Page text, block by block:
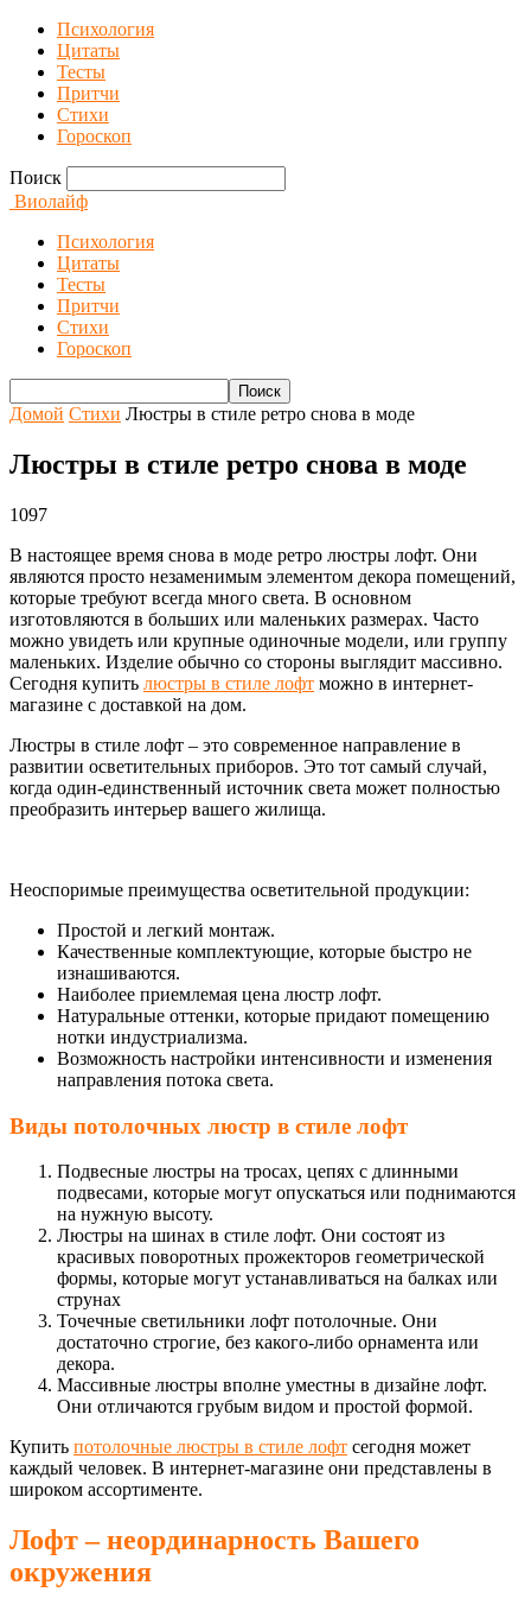
Психология
Цитаты
Тесты
Притчи
Стихи
Гороскоп
Поиск
Виолайф
Психология
Цитаты
Тесты
Притчи
Стихи
Гороскоп
Домой Стихи Люстры в стиле ретро снова в моде
Люстры в стиле ретро снова в моде
1097
В настоящее время снова в моде ретро люстры лофт. Они
являются просто незаменимым элементом декора помещений,
которые требуют всегда много света. В основном
изготовляются в больших или маленьких размерах. Часто
можно увидеть или крупные одиночные модели, или группу
маленьких. Изделие обычно со стороны выглядит массивно.
Сегодня купить люстры в стиле лофт можно в интернет-
магазине с доставкой на дом.
Люстры в стиле лофт – это современное направление в
развитии осветительных приборов. Это тот самый случай,
когда один-единственный источник света может полностью
преобразить интерьер вашего жилища.
Неоспоримые преимущества осветительной продукции:
Простой и легкий монтаж.
Качественные комплектующие, которые быстро не
изнашиваются.
Наиболее приемлемая цена люстр лофт.
Натуральные оттенки, которые придают помещению
нотки индустриализма.
Возможность настройки интенсивности и изменения
направления потока света.
Виды потолочных люстр в стиле лофт
Подвесные люстры на тросах, цепях с длинными
подвесами, которые могут опускаться или поднимаются
на нужную высоту.
Люстры на шинах в стиле лофт. Они состоят из
красивых поворотных прожекторов геометрической
формы, которые могут устанавливаться на балках или
струнах
Точечные светильники лофт потолочные. Они
достаточно строгие, без какого-либо орнамента или
декора.
Массивные люстры вполне уместны в дизайне лофт.
Они отличаются грубым видом и простой формой.
Купить потолочные люстры в стиле лофт сегодня может
каждый человек. В интернет-магазине они представлены в
широком ассортименте.
Лофт – неординарность Вашего
окружения